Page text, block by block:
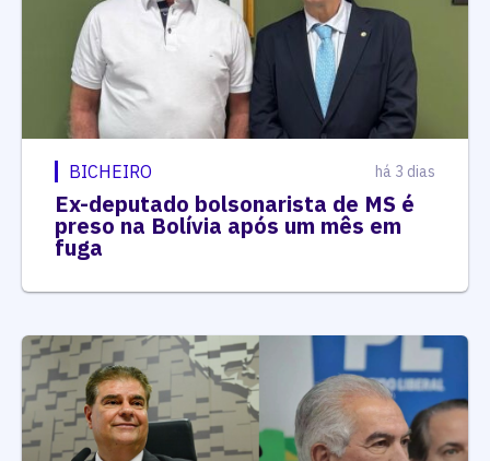
BICHEIRO há 3 dias
Ex-deputado bolsonarista de MS é
preso na Bolívia após um mês em
fuga